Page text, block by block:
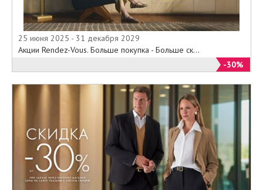
25 июня 2025 - 31 декабря 2029
Акции Rendez-Vous. Больше покупка - Больше ск...
-30%